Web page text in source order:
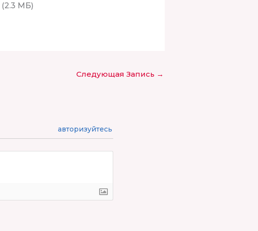
(2.3 МБ)
Следующая Запись →
авторизуйтесь